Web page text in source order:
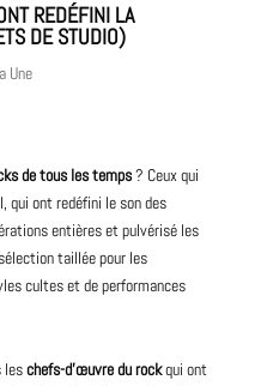
REDÉFINI LA
DE STUDIO)
Une
de tous les temps? Ceux qui
qui ont redéfini le son des
entières et pulvérisé les
taillée pour les
cultes et de performances
leschefs-d’œuvre durockqui ont